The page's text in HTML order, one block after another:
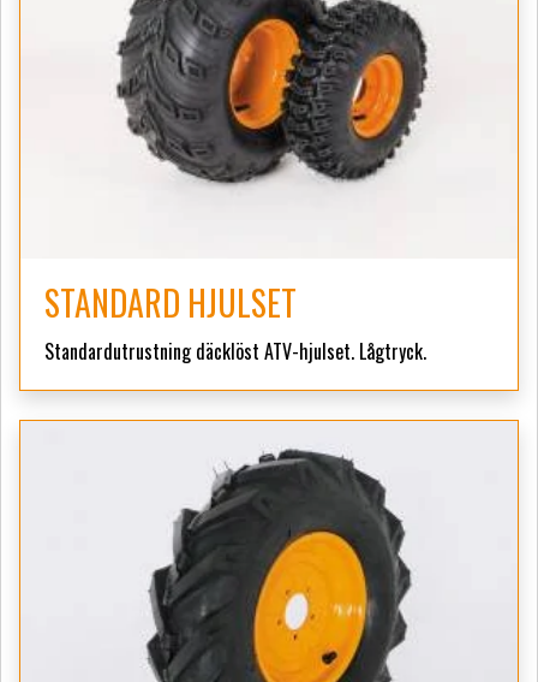
STANDARD HJULSET
Standardutrustning däcklöst ATV-hjulset. Lågtryck.